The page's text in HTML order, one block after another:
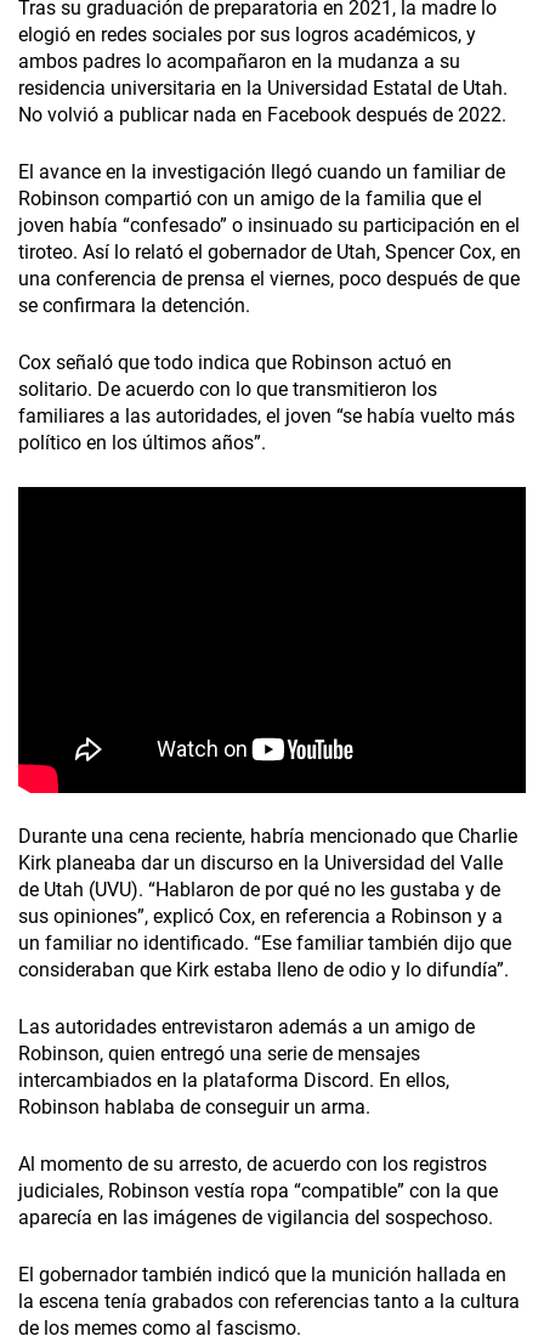
Tras su graduación de preparatoria en 2021, la madre lo
elogió en redes sociales por sus logros académicos, y
ambos padres lo acompañaron en la mudanza a su
residencia universitaria en la Universidad Estatal de Utah.
No volvió a publicar nada en Facebook después de 2022.
El avance en la investigación llegó cuando un familiar de
Robinson compartió con un amigo de la familia que el
joven había “confesado” o insinuado su participación en el
tiroteo. Así lo relató el gobernador de Utah, Spencer Cox, en
una conferencia de prensa el viernes, poco después de que
se confirmara la detención.
Cox señaló que todo indica que Robinson actuó en
solitario. De acuerdo con lo que transmitieron los
familiares a las autoridades, el joven “se había vuelto más
político en los últimos años”.
Durante una cena reciente, habría mencionado que Charlie
Kirk planeaba dar un discurso en la Universidad del Valle
de Utah (UVU). “Hablaron de por qué no les gustaba y de
sus opiniones”, explicó Cox, en referencia a Robinson y a
un familiar no identificado. “Ese familiar también dijo que
consideraban que Kirk estaba lleno de odio y lo difundía”.
Las autoridades entrevistaron además a un amigo de
Robinson, quien entregó una serie de mensajes
intercambiados en la plataforma Discord. En ellos,
Robinson hablaba de conseguir un arma.
Al momento de su arresto, de acuerdo con los registros
judiciales, Robinson vestía ropa “compatible” con la que
aparecía en las imágenes de vigilancia del sospechoso.
El gobernador también indicó que la munición hallada en
la escena tenía grabados con referencias tanto a la cultura
de los memes como al fascismo.